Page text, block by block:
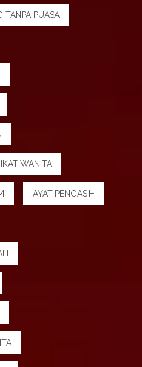
TANPA PUASA
WANITA
AYAT PENGASIH